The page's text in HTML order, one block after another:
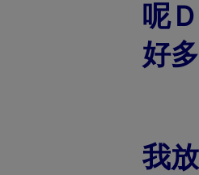
呢
好
我